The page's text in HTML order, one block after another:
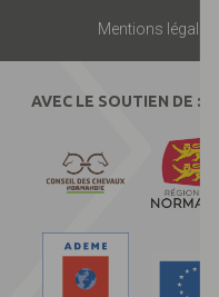
Mentions légales
AVEC LE SOUTIEN DE :